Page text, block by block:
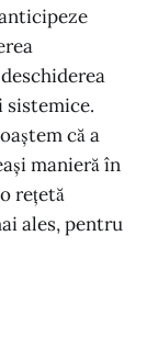
sistemice.
că a
manieră în
rețetă
ales, pentru